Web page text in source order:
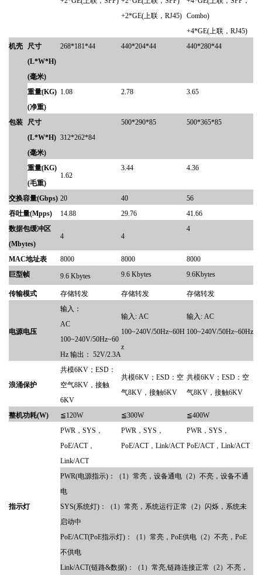
+2*GE(上联， RJ45) Combo)
+4*GE(上联， RJ45)
机壳
尺寸
(L*W*H)
(毫米)
268*181*44 440*204*44 440*280*44
重量(KG)
(净重)
1.08 2.78 3.65
包装
尺寸
(L*W*H)
(毫米)
312*262*84
500*290*85 500*365*85
重量(KG)
(毛重)
1.62
3.44 4.36
交换容量(Gbps) 20 40
56
吞吐量(Mpps) 14.88 29.76
41.66
数据包缓冲区
(Mbytes)
4 4
4
MAC地址表 8000 8000 8000
巨型帧
9.6 Kbytes 9.6 Kbytes 9.6Kbytes
传输模式 存储转发 存储转发 存储转发
电源电压
输入：
AC
100~240V/50Hz~60
Hz 输出： 52V/2.3A
输入 : AC
100~240V/50Hz~60H
z
输入 : AC
100~240V/50Hz~60Hz
浪涌保护
共模6KV；ESD：
空气8KV，接触
6KV
共模6KV；ESD：空
气8KV，接触6KV
共模6KV；ESD：空
气8KV，接触6KV
整机功耗(W) ≦120W ≦300W ≦400W
指示灯
PWR，SYS，
PoE/ACT，
Link/ACT
PWR，SYS，
PoE/ACT，Link/ACT
PWR，SYS，
PoE/ACT，Link/ACT
PWR(电源指示) ：（ 1 ） 常亮 ， 设备通电 （2） 不亮 ， 设备不通
电
SYS(系统灯) ： （ 1） 常亮 ， 系统运行正常 （2） 闪烁 ， 系统未
启动中
PoE/ACT(PoE指示灯) ： （ 1 ） 常亮 ， PoE供电 （2） 不亮 ， PoE
不供电
Link/ACT(链路&数据) ：（ 1 ） 常亮,链路连接正常 （2） 不亮 ，